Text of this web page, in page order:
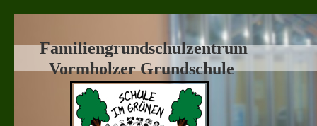
Familiengrundschulzentrum
Vormholzer Grundschule